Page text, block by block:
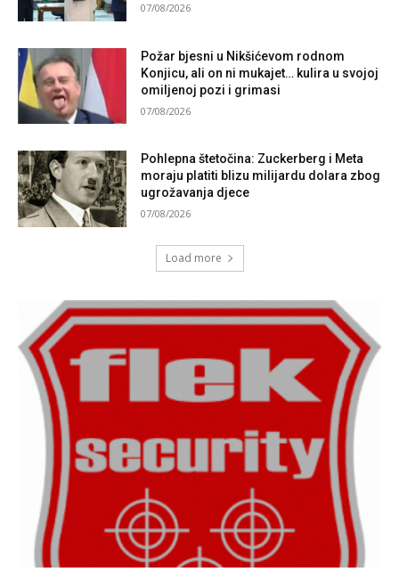
07/08/2026
Požar bjesni u Nikšićevom rodnom
Konjicu, ali on ni mukajet… kulira u svojoj
omiljenoj pozi i grimasi
07/08/2026
Pohlepna štetočina: Zuckerberg i Meta
moraju platiti blizu milijardu dolara zbog
ugrožavanja djece
07/08/2026
Load more